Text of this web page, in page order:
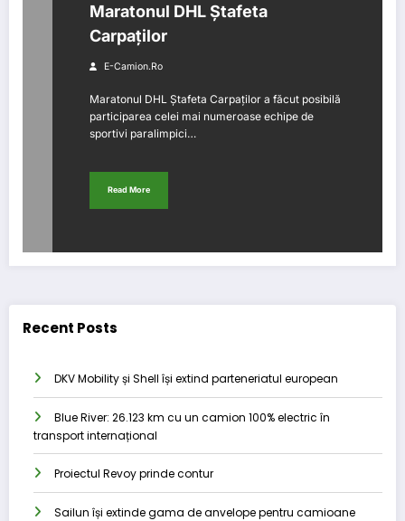
Maratonul DHL Ștafeta
Carpaților
E-Camion.ro
Maratonul DHL Ștafeta Carpaților a făcut posibilă
participarea celei mai numeroase echipe de
sportivi paralimpici…
Read More
Recent Posts
DKV Mobility și Shell își extind parteneriatul european
Blue River: 26.123 km cu un camion 100% electric în
transport internațional
Proiectul Revoy prinde contur
Sailun își extinde gama de anvelope pentru camioane